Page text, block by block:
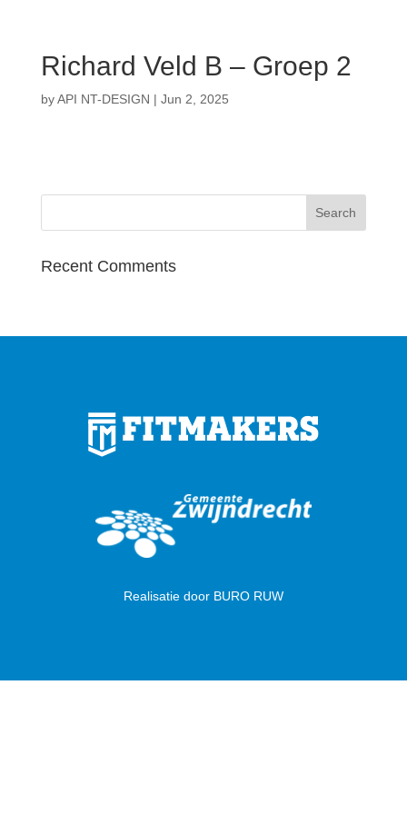
Richard Veld B – Groep 2
byAPI NT-DESIGN | Jun 2, 2025
Recent Comments
Realisatie door BURO RUW